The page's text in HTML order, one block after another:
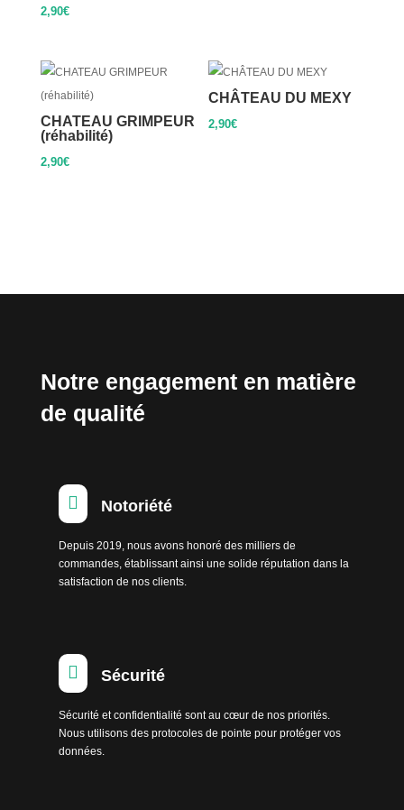
2,90€
CHATEAU GRIMPEUR
(réhabilité)
2,90€
CHÂTEAU DU MEXY
2,90€
Notre engagement en matière
de qualité
 Notoriété
Depuis 2019, nous avons honoré des milliers de
commandes, établissant ainsi une solide réputation dans la
satisfaction de nos clients.
 Sécurité
Sécurité et confidentialité sont au cœur de nos priorités.
Nous utilisons des protocoles de pointe pour protéger vos
données.